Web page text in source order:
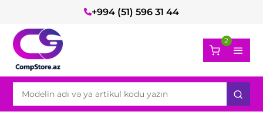
+994 (51) 596 31 44
2